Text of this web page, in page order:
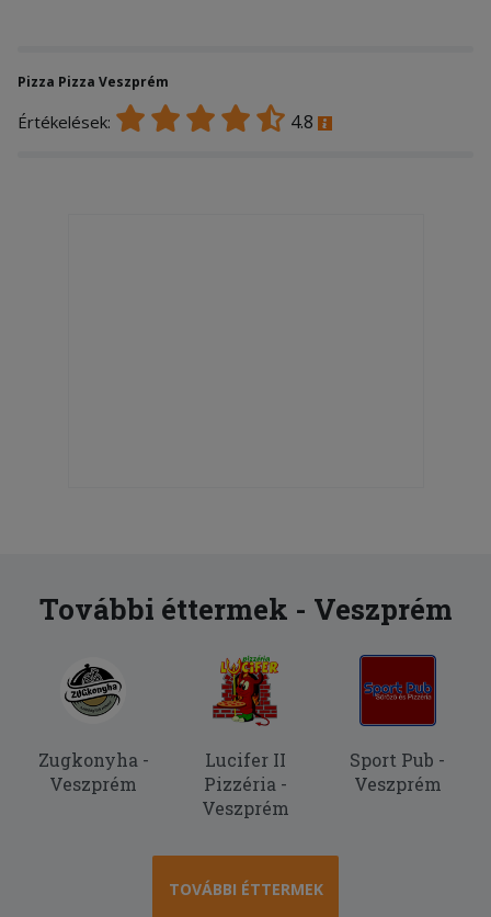
Pizza Pizza Veszprém
Értékelések: 4.8
További éttermek - Veszprém
Zugkonyha -
Veszprém
Lucifer II
Pizzéria -
Veszprém
Sport Pub -
Veszprém
TOVÁBBI ÉTTERMEK